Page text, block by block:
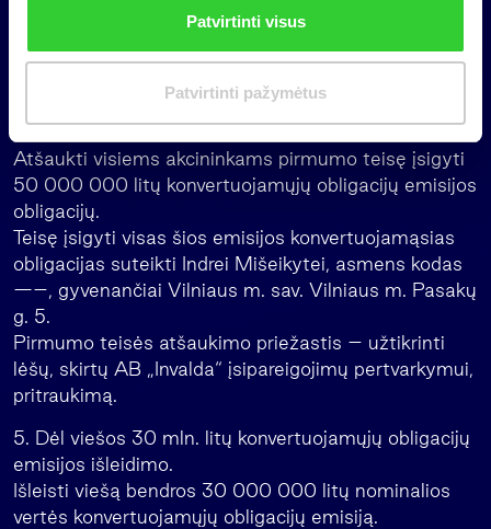
s
Patvirtinti visus
Patvirtinti pažymėtus
laikomas apmokėjimu už akcijas, į kurias pakeistos
konvertuojamųjų obligacijų emisijos obligacijų
atšaukimo.
Atšaukti visiems akcininkams pirmumo teisę įsigyti
50 000 000 litų konvertuojamųjų obligacijų emisijos
obligacijų.
Teisę įsigyti visas šios emisijos konvertuojamąsias
obligacijas suteikti Indrei Mišeikytei, asmens kodas
—–, gyvenančiai Vilniaus m. sav. Vilniaus m. Pasakų
g. 5.
Pirmumo teisės atšaukimo priežastis – užtikrinti
lėšų, skirtų AB „Invalda“ įsipareigojimų pertvarkymui,
pritraukimą.
5. Dėl viešos 30 mln. litų konvertuojamųjų obligacijų
emisijos išleidimo.
Išleisti viešą bendros 30 000 000 litų nominalios
vertės konvertuojamųjų obligacijų emisiją.